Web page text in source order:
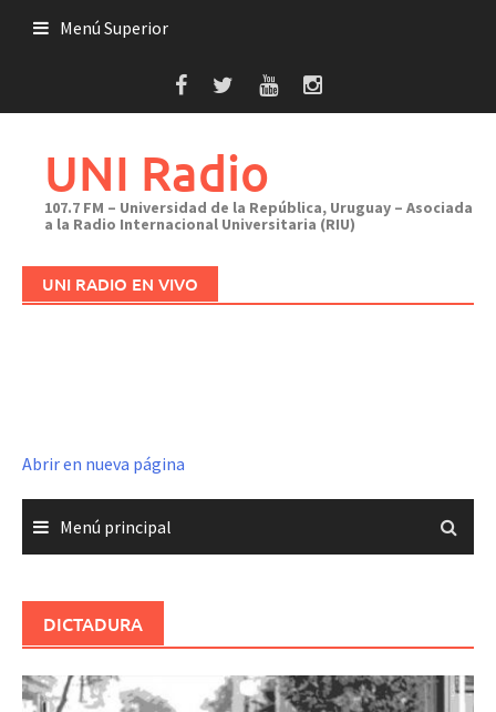
Menú Superior
UNI Radio
107.7 FM – Universidad de la República, Uruguay – Asociada
a la Radio Internacional Universitaria (RIU)
UNI RADIO EN VIVO
Abrir en nueva página
Menú principal
DICTADURA